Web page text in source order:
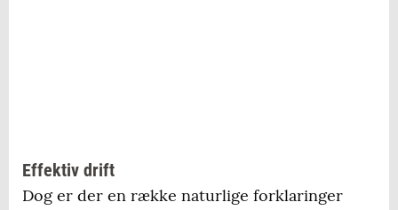
Effektiv drift
Dog er der en række naturlige forklaringer